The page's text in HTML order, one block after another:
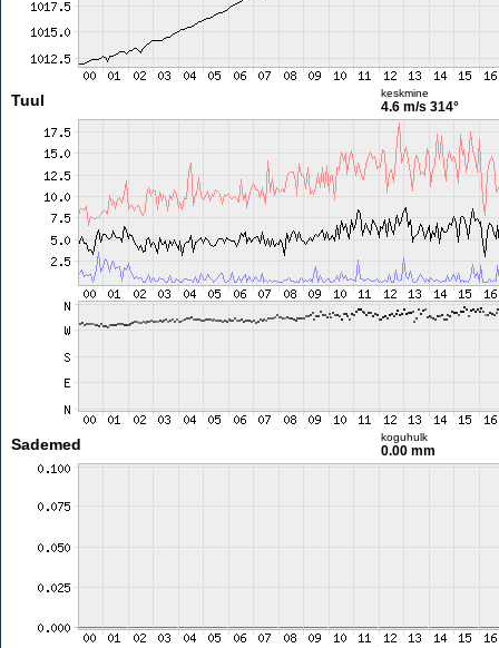
Tuul keskmine
4.6 m/s 314°
Sademed koguhulk
0.00 mm